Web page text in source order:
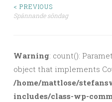
Post navigation
< PREVIOUS
Spännande söndag
Warning: count():
object that implements
/home/mattlose/
includes/class-wp-